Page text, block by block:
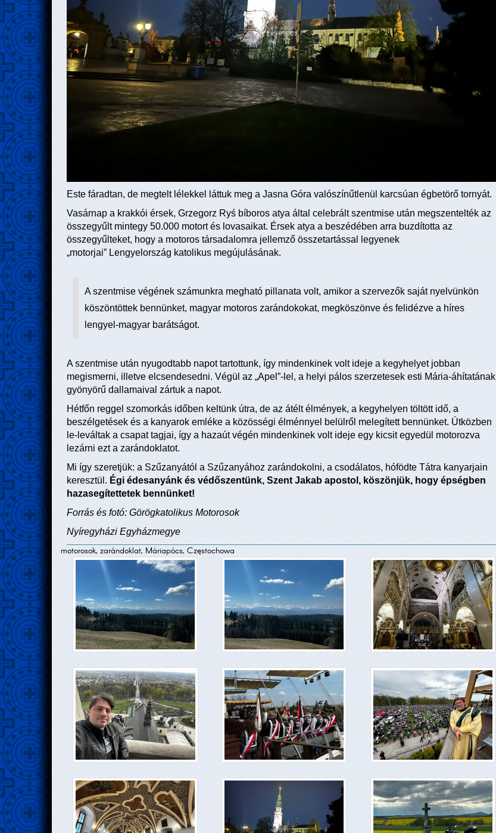
Este fáradtan, de megtelt lélekkel láttuk meg a Jasna Góra valószínűtlenül karcsúan égbetörő tornyát.
Vasárnap a krakkói érsek, Grzegorz Ryś bíboros atya által celebrált szentmise után megszentelték az
összegyűlt mintegy 50.000 motort és lovasaikat. Érsek atya a beszédében arra buzdította az
összegyűlteket, hogy a motoros társadalomra jellemző összetartással legyenek
„motorjai” Lengyelország katolikus megújulásának.
A szentmise végének számunkra megható pillanata volt, amikor a szervezők saját nyelvünkön
köszöntöttek bennünket, magyar motoros zarándokokat, megköszönve és felidézve a híres
lengyel-magyar barátságot.
A szentmise után nyugodtabb napot tartottunk, így mindenkinek volt ideje a kegyhelyet jobban
megismerni, illetve elcsendesedni. Végül az „Apel”-lel, a helyi pálos szerzetesek esti Mária-áhítatának
gyönyörű dallamaival zártuk a napot.
Hétfőn reggel szomorkás időben keltünk útra, de az átélt élmények, a kegyhelyen töltött idő, a
beszélgetések és a kanyarok emléke a közösségi élménnyel belülről melegített bennünket. Útközben
le-leváltak a csapat tagjai, így a hazaút végén mindenkinek volt ideje egy kicsit egyedül motorozva
lezárni ezt a zarándoklatot.
Mi így szeretjük: a Szűzanyától a Szűzanyához zarándokolni, a csodálatos, hófödte Tátra kanyarjain
keresztül. Égi édesanyánk és védőszentünk, Szent Jakab apostol, köszönjük, hogy épségben
hazasegítettetek bennünket!
Forrás és fotó: Görögkatolikus Motorosok
Nyíregyházi Egyházmegye
motorosok, zarándoklat, Máriapócs, Częstochowa